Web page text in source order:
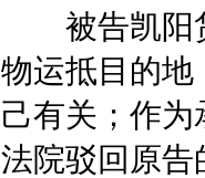
被告凯阳货
物运抵目的地
己有关；作
法院驳回原告